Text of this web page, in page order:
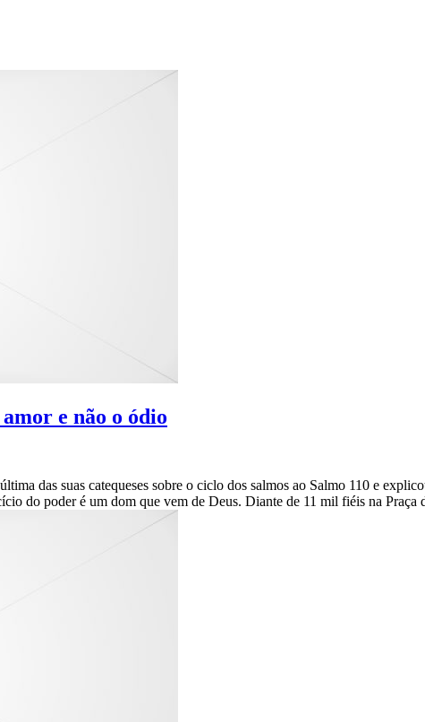
e não o ódio
das suas catequeses sobre o ciclo dos salmos ao Salmo 110 e
do poder é um dom que vem de Deus. Diante de 11 mil fiéis na Praça